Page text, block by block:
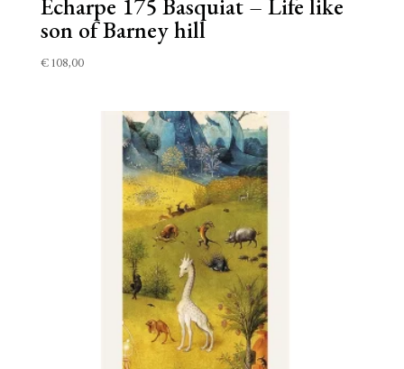
Echarpe 175 Basquiat – Life like
son of Barney hill
€108,00